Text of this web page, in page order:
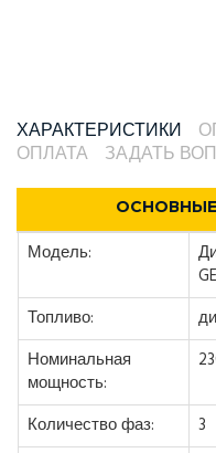
ХАРАКТЕРИСТИКИ
ОПЛАТА
ЗАДАТЬ
ОСНОВНЫЕ
Модель:
Топливо:
Номинальная
мощность:
Количество фаз:
3